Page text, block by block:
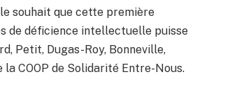
souhait que cette première
de déficience intellectuelle puisse
Petit, Dugas-Roy, Bonneville,
COOP de Solidarité Entre-Nous.